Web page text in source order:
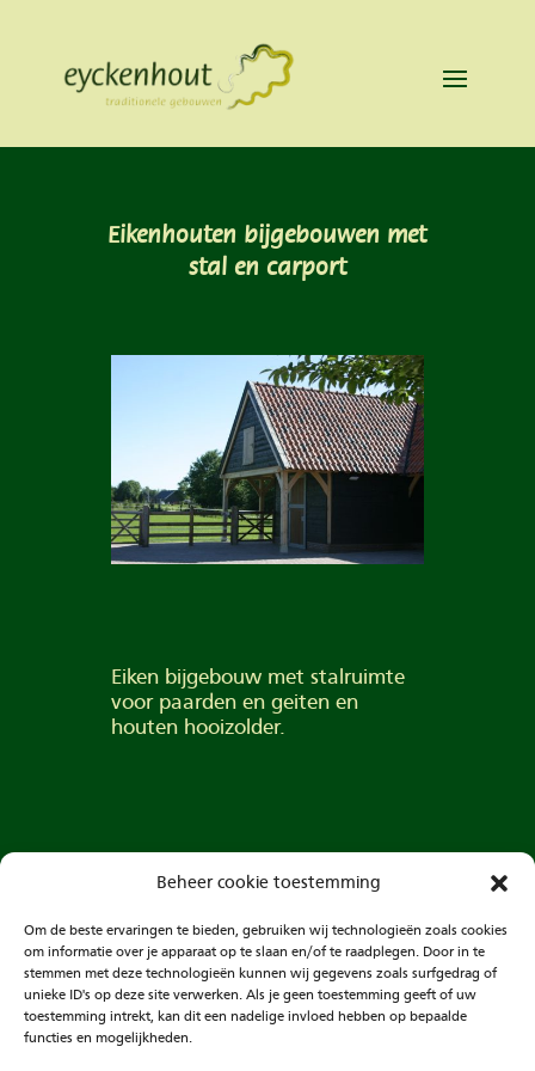
Beheer cookie toestemming
Om de beste ervaringen te bieden, gebruiken wij technologieën zoals cookies
om informatie over je apparaat op te slaan en/of te raadplegen. Door in te
stemmen met deze technologieën kunnen wij gegevens zoals surfgedrag of
unieke ID's op deze site verwerken. Als je geen toestemming geeft of uw
toestemming intrekt, kan dit een nadelige invloed hebben op bepaalde
functies en mogelijkheden.
Eikenhouten bijgebouwen met
stal en carport
Eiken bijgebouw met stalruimte
voor paarden en geiten en
houten hooizolder.
Volgende bericht
Vorige Bericht